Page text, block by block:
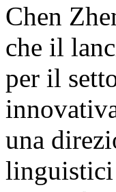
Chen
che il
per il
una
linguistici